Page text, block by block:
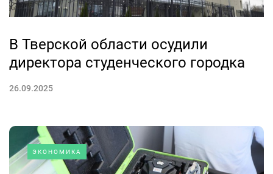
В Тверской области осудили
директора студенческого городка
26.09.2025
ЭКОНОМИКА